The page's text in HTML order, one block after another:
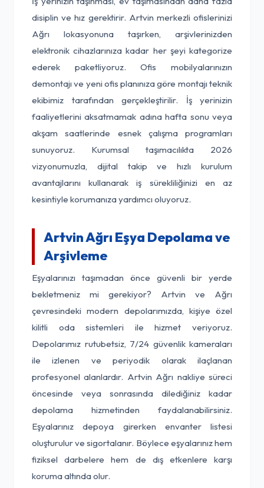
disiplin ve hız gerektirir. Artvin merkezli ofislerinizi
Ağrı lokasyonuna taşırken, arşivlerinizden
elektronik cihazlarınıza kadar her şeyi kategorize
ederek paketliyoruz. Ofis mobilyalarınızın
demontajı ve yeni ofis planınıza göre montajı teknik
ekibimiz tarafından gerçekleştirilir. İş yerinizin
faaliyetlerini aksatmamak adına hafta sonu veya
akşam saatlerinde esnek çalışma programları
sunuyoruz. Kurumsal taşımacılıkta 2026
vizyonumuzla, dijital takip ve hızlı kurulum
avantajlarını kullanarak iş sürekliliğinizi en az
kesintiyle korumanıza yardımcı oluyoruz.
Artvin Ağrı Eşya Depolama ve
Arşivleme
Eşyalarınızı taşımadan önce güvenli bir yerde
bekletmeniz mi gerekiyor? Artvin ve Ağrı
çevresindeki modern depolarımızda, kişiye özel
kilitli oda sistemleri ile hizmet veriyoruz.
Depolarımız rutubetsiz, 7/24 güvenlik kameraları
ile izlenen ve periyodik olarak ilaçlanan
profesyonel alanlardır. Artvin Ağrı nakliye süreci
öncesinde veya sonrasında dilediğiniz kadar
depolama hizmetinden faydalanabilirsiniz.
Eşyalarınız depoya girerken envanter listesi
oluşturulur ve sigortalanır. Böylece eşyalarınız hem
fiziksel darbelere hem de dış etkenlere karşı
koruma altında olur.